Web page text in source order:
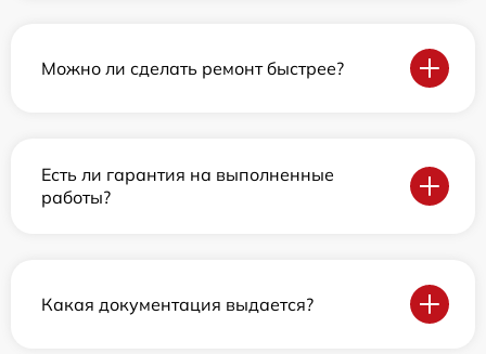
Можно ли сделать ремонт быстрее?
Есть ли гарантия на выполненные
работы?
Какая документация выдается?